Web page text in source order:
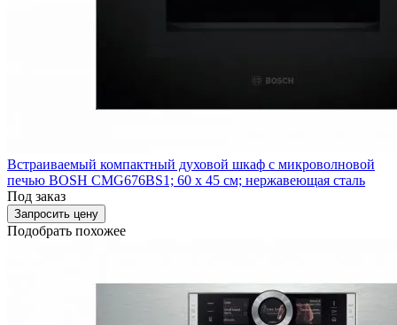
Встраиваемый компактный духовой шкаф с микроволновой
печью BOSH CMG676BS1; 60 х 45 см; нержавеющая сталь
Под заказ
Запросить цену
Подобрать похожее